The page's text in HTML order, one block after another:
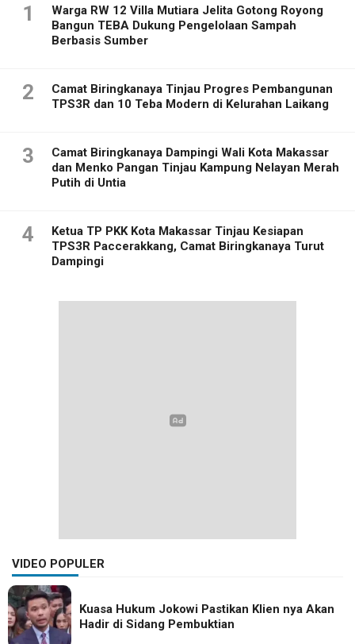
1
Warga RW 12 Villa Mutiara Jelita Gotong Royong
Bangun TEBA Dukung Pengelolaan Sampah
Berbasis Sumber
2
Camat Biringkanaya Tinjau Progres Pembangunan
TPS3R dan 10 Teba Modern di Kelurahan Laikang
3
Camat Biringkanaya Dampingi Wali Kota Makassar
dan Menko Pangan Tinjau Kampung Nelayan Merah
Putih di Untia
4
Ketua TP PKK Kota Makassar Tinjau Kesiapan
TPS3R Paccerakkang, Camat Biringkanaya Turut
Dampingi
VIDEO POPULER
Kuasa Hukum Jokowi Pastikan Klien nya Akan
Hadir di Sidang Pembuktian